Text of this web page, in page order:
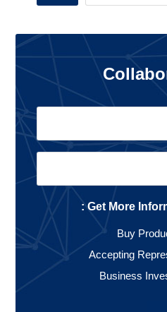
Get More
Buy
Accepting
Business